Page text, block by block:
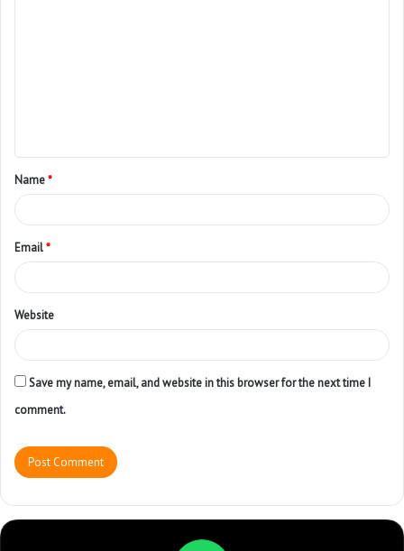
Name*
Email*
Website
Save my name, email, and website in this browser for the next time I
comment.